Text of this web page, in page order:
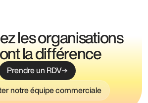
les organisations
la différence
Prendre un RDV
notre équipe commerciale